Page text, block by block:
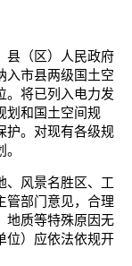
县（区）人民政府
入市县两级国土空
。将已列入电力发
划和国土空间规
护。对现有各级规
、风景名胜区、工
管部门意见，合理
地质等特殊原因无
位）应依法依规开